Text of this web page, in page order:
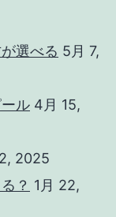
選べる 5月 7,
ル 4月 15,
2025
？ 1月 22,